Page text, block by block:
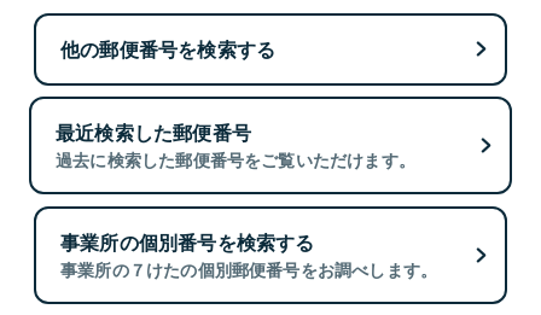
他の郵便番号を検索する
最近検索した郵便番号
過去に検索した郵便番号をご覧いただけます。
事業所の個別番号を検索する
事業所の７けたの個別郵便番号をお調べします。